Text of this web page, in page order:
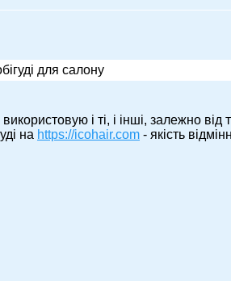
для салону
і ті, і інші, залежно
на https://icohair.com - якість